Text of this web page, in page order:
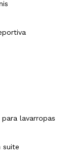
lavarropas
suite